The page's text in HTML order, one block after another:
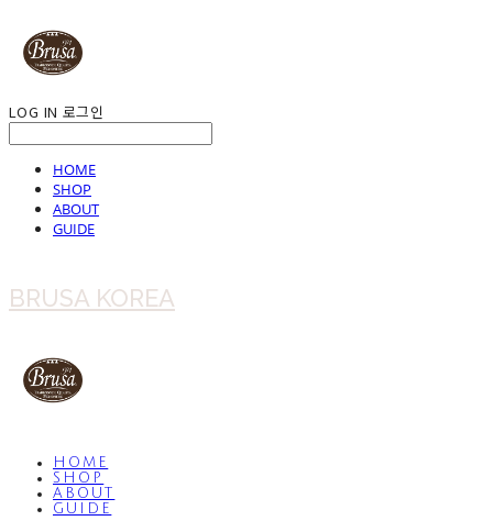
LOG IN 로그인
HOME
SHOP
ABOUT
GUIDE
BRUSA KOREA
HOME
SHOP
ABOUT
GUIDE